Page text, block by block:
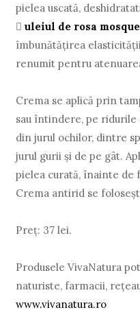
pielea uscată,
 uleiul de rosa
îmbunătăţirea
renumit pentru
Crema se aplică prin
sau întindere, pe
din jurul ochilor, dintre
jurul gurii și de pe gât.
pielea curată, înainte
Crema antirid se
Preț: 37 lei.
Produsele VivaNatura
naturiste, farmacii,
www.vivanatura.ro